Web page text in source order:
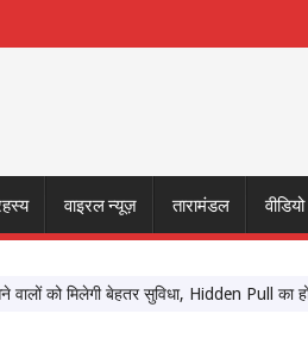
वाइरल न्यूज़ तारामंडल वीडियो
मिलेगी बेहतर सुविधा, Hidden Pull का होगा